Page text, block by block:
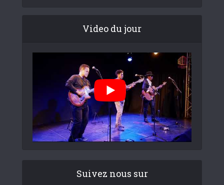
Video du jour
Suivez nous sur